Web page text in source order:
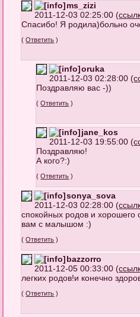
ms_zizi
2011-12-03 02:25:00 (
Спасибо! Я родила)больно
(Ответить )
oruka
2011-12-03 02:28:00 (
Поздравляю вас -))
(Ответить )
jane_kos
2011-12-03 19:55:00 (
Поздравляю!
А кого?:)
(Ответить )
sonya_sova
2011-12-03 02:28:00 (
спокойных родов и хорошего
вам с малышом :)
(Ответить )
bazzorro
2011-12-05 00:33:00 (
легких родов!и конечно
(Ответить )